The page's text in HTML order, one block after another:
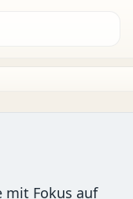
mit Fokus auf